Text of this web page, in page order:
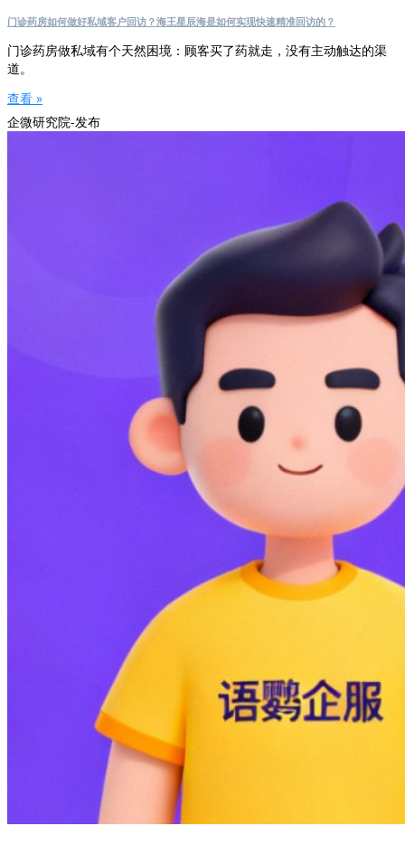
门诊药房如何做好私域客户回访？海王星辰海是如何实现快速精准回访的？
门诊药房做私域有个天然困境：顾客买了药就走，没有主动触达的渠
道。
查看 »
企微研究院-发布